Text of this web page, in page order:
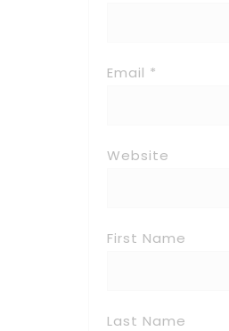
Email *
Website
First Name
Last Name